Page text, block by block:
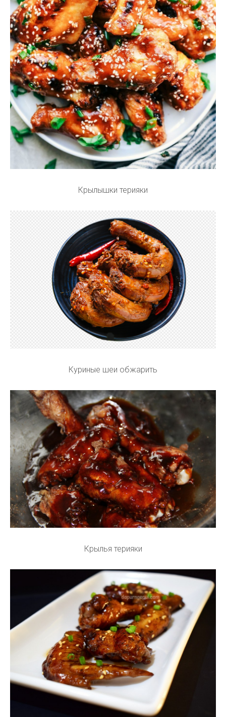
Крылышки терияки
Куриные шеи обжарить
Крылья терияки